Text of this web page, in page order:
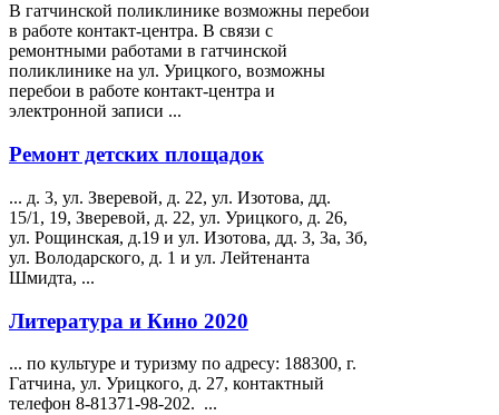
В гатчинской поликлинике возможны перебои
в работе контакт-центра. В связи с
ремонтными работами в гатчинской
поликлинике на ул. Урицкого, возможны
перебои в работе контакт-центра и
электронной записи ...
Ремонт детских площадок
... д. 3, ул. Зверевой, д. 22, ул. Изотова, дд.
15/1, 19, Зверевой, д. 22, ул. Урицкого, д. 26,
ул. Рощинская, д.19 и ул. Изотова, дд. 3, 3а, 3б,
ул. Володарского, д. 1 и ул. Лейтенанта
Шмидта, ...
Литература и Кино 2020
... по культуре и туризму по адресу: 188300, г.
Гатчина, ул. Урицкого, д. 27, контактный
телефон 8-81371-98-202. ...